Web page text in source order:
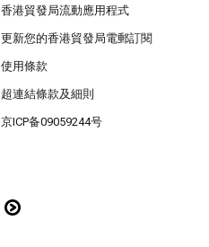
香港貿發局流動應用程式
更新您的香港貿發局電郵訂閱
使用條款
超連結條款及細則
京ICP备09059244号